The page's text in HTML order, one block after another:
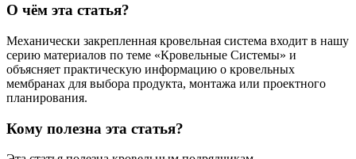
О чём эта статья?
Механически закрепленная кровельная система входит в нашу
серию материалов по теме «Кровельные Системы» и
объясняет практическую информацию о кровельных
мембранах для выбора продукта, монтажа или проектного
планирования.
Кому полезна эта статья?